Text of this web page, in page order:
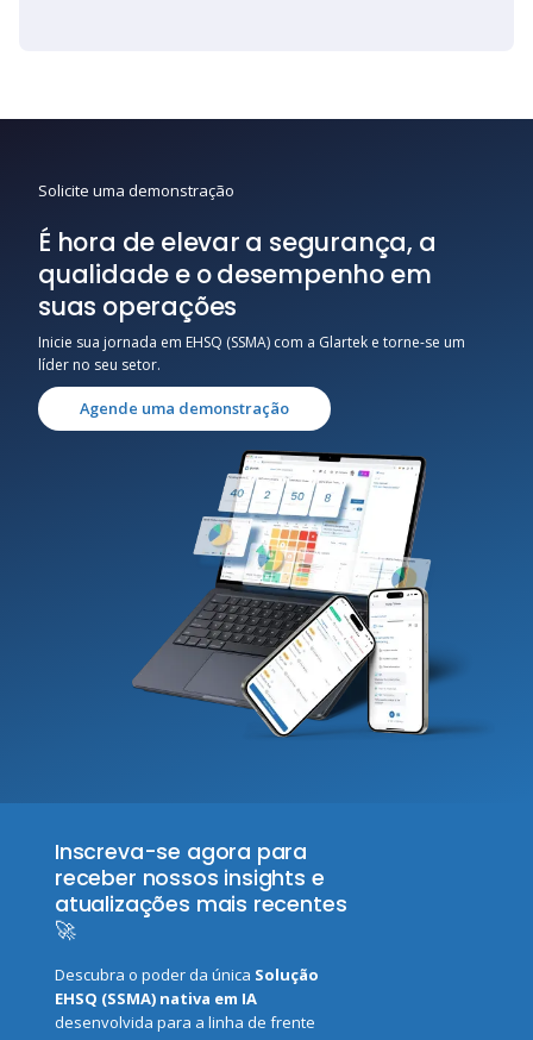
Solicite uma demonstração
É hora de elevar a segurança, a
qualidade e o desempenho em
suas operações
Inicie sua jornada em EHSQ (SSMA) com a Glartek e torne-se um
líder no seu setor.
Agende uma demonstração
Inscreva-se agora para
receber nossos insights e
atualizações mais recentes
🚀
Descubra o poder da única Solução
EHSQ (SSMA) nativa em IA
desenvolvida para a linha de frente